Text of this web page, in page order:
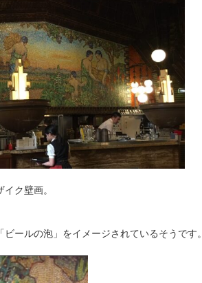
ク壁画。
ールの泡」をイメージされているそうです。